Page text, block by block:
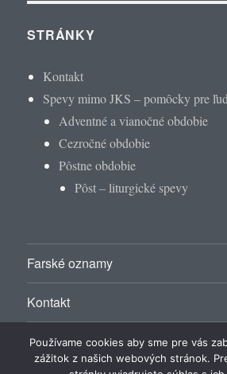
STRÁNKY
Kontakt
Spevy mimo JKS – pomôcky pre ľud
Adventné a vianočné obdobie
Cezročné obdobie
Pôstne obdobie
Pôst – liturgické spevy
Farské oznamy
Kontakt
Naša farnosť
Používame cookies aby sme pre vás
zážitok z našich webových stránok.